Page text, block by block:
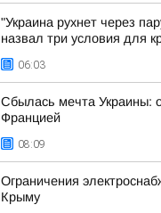
"Украина рухнет через
назвал три условия для
06:03
Сбылась мечта Украины:
Францией
08:09
Ограничения
Крыму